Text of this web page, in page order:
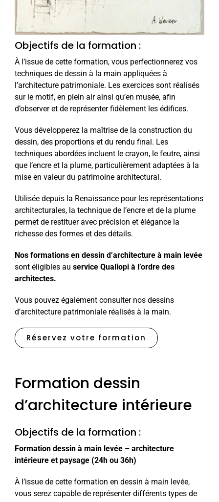
Objectifs de la formation :
À l’issue de cette formation, vous perfectionnerez vos
techniques de dessin à la main appliquées à
l’architecture patrimoniale. Les exercices sont réalisés
sur le motif, en plein air ainsi qu’en musée, afin
d’observer et de représenter fidèlement les édifices.
Vous développerez la maîtrise de la construction du
dessin, des proportions et du rendu final. Les
techniques abordées incluent le crayon, le feutre, ainsi
que l’encre et la plume, particulièrement adaptées à la
mise en valeur du patrimoine architectural.
Utilisée depuis la Renaissance pour les représentations
architecturales, la technique de l’encre et de la plume
permet de restituer avec précision et élégance la
richesse des formes et des détails.
Nos formations en dessin d’architecture à main levée
sont éligibles au service Qualiopi à l’ordre des
architectes.
Vous pouvez également consulter nos dessins
d’architecture patrimoniale réalisés à la main.
Réservez votre formation
Formation dessin
d’architecture intérieure
Objectifs de la formation :
Formation dessin à main levée – architecture
intérieure et paysage (24h ou 36h)
À l’issue de cette formation en dessin à main levée,
vous serez capable de représenter différents types de